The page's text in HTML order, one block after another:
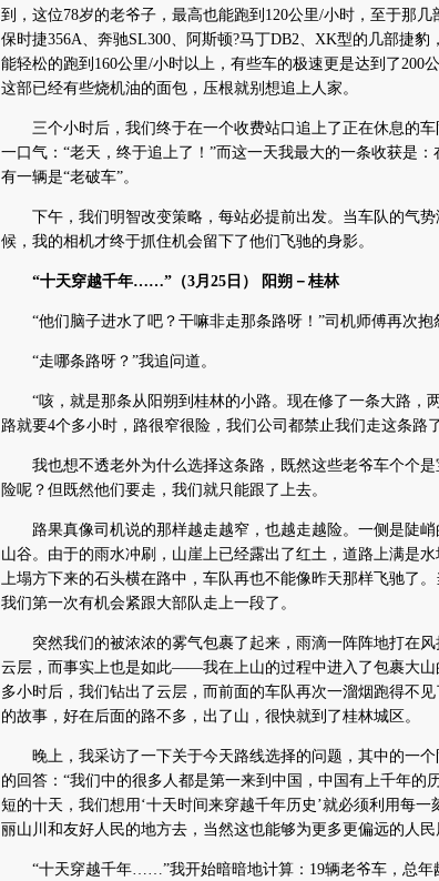
到，这位78岁的老爷子，最高也能跑到120公里/小时，至于那
保时捷356A、奔驰SL300、阿斯顿?马丁DB2、XK型的几部捷豹
能轻松的跑到160公里/小时以上，有些车的极速更是达到了200
这部已经有些烧机油的面包，压根就别想追上人家。
三个小时后，我们终于在一个收费站口追上了正在休息的车
一口气：“老天，终于追上了！”而这一天我最大的一条收获是：
有一辆是“老破车”。
下午，我们明智改变策略，每站必提前出发。当车队的气势
候，我的相机才终于抓住机会留下了他们飞驰的身影。
“十天穿越千年……”（3月25日） 阳朔－桂林
“他们脑子进水了吧？干嘛非走那条路呀！”司机师傅再次抱
“走哪条路呀？”我追问道。
“咳，就是那条从阳朔到桂林的小路。现在修了一条大路，
路就要4个多小时，路很窄很险，我们公司都禁止我们走这条
我也想不透老外为什么选择这条路，既然这些老爷车个个是
险呢？但既然他们要走，我们就只能跟了上去。
路果真像司机说的那样越走越窄，也越走越险。一侧是陡峭
山谷。由于的雨水冲刷，山崖上已经露出了红土，道路上满是
上塌方下来的石头横在路中，车队再也不能像昨天那样飞驰了
我们第一次有机会紧跟大部队走上一段了。
突然我们的被浓浓的雾气包裹了起来，雨滴一阵阵地打在风
云层，而事实上也是如此——我在上山的过程中进入了包裹大山
多小时后，我们钻出了云层，而前面的车队再次一溜烟跑得不
的故事，好在后面的路不多，出了山，很快就到了桂林城区。
晚上，我采访了一下关于今天路线选择的问题，其中的一个
的回答：“我们中的很多人都是第一来到中国，中国有上千年的
短的十天，我们想用‘十天时间来穿越千年历史’就必须利用每
丽山川和友好人民的地方去，当然这也能够为更多更偏远的人
“十天穿越千年……”我开始暗暗地计算：19辆老爷车，总年